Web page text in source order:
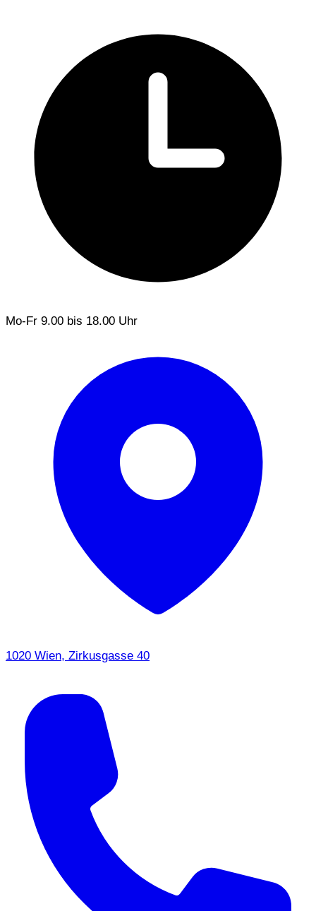
Mo-Fr 9.00 bis 18.00 Uhr
1020 Wien, Zirkusgasse 40